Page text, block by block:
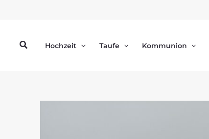
SuchenHochzeit Taufe Kommunion